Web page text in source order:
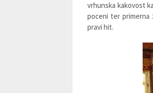
vrhunska kakovost
poceni ter primerna
pravi hit.